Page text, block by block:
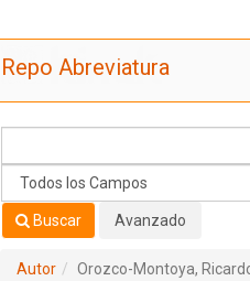
Ricardo A.'
Repo Abreviatura
Buscar Avanzado
Autor Orozco-Montoya,